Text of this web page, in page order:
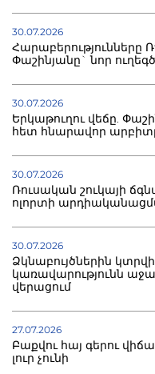
30.07.2026
Հարաբերությունները
Փաշինյանը` նոր
30.07.2026
Երկաթուղու վեճը.
հետ հնարավոր
30.07.2026
Ռուսական շուկայի
ոլորտի
30.07.2026
Ձկնաբույծներին
կառավարությունն
վերացում
27.07.2026
Բաքվու հայ գերու
լուր չունի